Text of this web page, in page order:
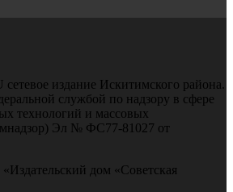
издание Искитимского района.
службой по надзору в сфере
технологий и массовых
Эл № ФС77-81027 от
дом «Советская